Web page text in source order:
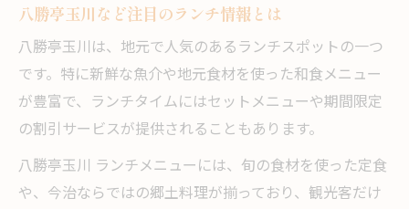
八勝亭玉川など注目のランチ情報とは
八勝亭玉川は、地元で人気のあるランチスポットの一つ
です。特に新鮮な魚介や地元食材を使った和食メニュー
が豊富で、ランチタイムにはセットメニューや期間限定
の割引サービスが提供されることもあります。
八勝亭玉川 ランチメニューには、旬の食材を使った定食
や、今治ならではの郷土料理が揃っており、観光客だけ